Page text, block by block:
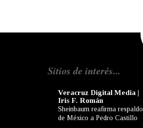
Sitios de interés...
Veracruz Digital Media |
Iris F. Román
Sheinbaum reafirma respaldo
de México a Pedro Castillo